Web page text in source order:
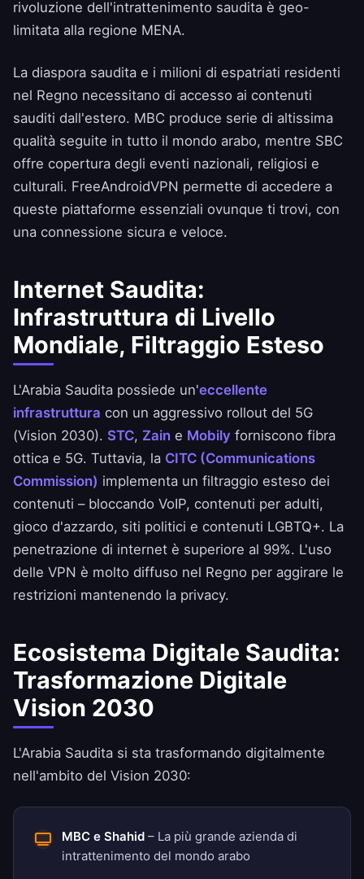
rivoluzione dell'intrattenimento saudita è geo-
limitata alla regione MENA.
La diaspora saudita e i milioni di espatriati residenti
nel Regno necessitano di accesso ai contenuti
sauditi dall'estero. MBC produce serie di altissima
qualità seguite in tutto il mondo arabo, mentre SBC
offre copertura degli eventi nazionali, religiosi e
culturali. FreeAndroidVPN permette di accedere a
queste piattaforme essenziali ovunque ti trovi, con
una connessione sicura e veloce.
Internet Saudita:
Infrastruttura di Livello
Mondiale, Filtraggio Esteso
L'Arabia Saudita possiede un'eccellente
infrastruttura con un aggressivo rollout del 5G
(Vision 2030). STC, Zain e Mobily forniscono fibra
ottica e 5G. Tuttavia, la CITC (Communications
Commission) implementa un filtraggio esteso dei
contenuti – bloccando VoIP, contenuti per adulti,
gioco d'azzardo, siti politici e contenuti LGBTQ+. La
penetrazione di internet è superiore al 99%. L'uso
delle VPN è molto diffuso nel Regno per aggirare le
restrizioni mantenendo la privacy.
Ecosistema Digitale Saudita:
Trasformazione Digitale
Vision 2030
L'Arabia Saudita si sta trasformando digitalmente
nell'ambito del Vision 2030:
MBC e Shahid – La più grande azienda di
intrattenimento del mondo arabo